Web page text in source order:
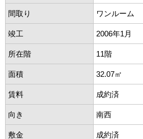
間取り ワンルーム
竣工 2006年1月
所在階 11階
面積 32.07㎡
賃料 成約済
向き 南西
敷金 成約済